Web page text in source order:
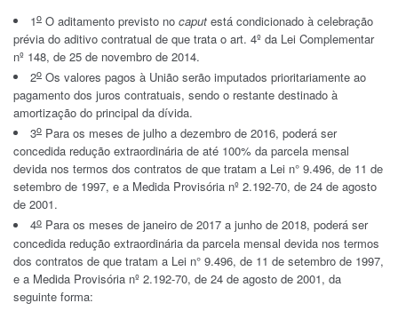
1o O aditamento previsto no caput está condicionado à celebração
prévia do aditivo contratual de que trata o art. 4º da Lei Complementar
nº 148, de 25 de novembro de 2014.
2o Os valores pagos à União serão imputados prioritariamente ao
pagamento dos juros contratuais, sendo o restante destinado à
amortização do principal da dívida.
3o Para os meses de julho a dezembro de 2016, poderá ser
concedida redução extraordinária de até 100% da parcela mensal
devida nos termos dos contratos de que tratam a Lei n° 9.496, de 11 de
setembro de 1997, e a Medida Provisória nº 2.192-70, de 24 de agosto
de 2001.
4o Para os meses de janeiro de 2017 a junho de 2018, poderá ser
concedida redução extraordinária da parcela mensal devida nos termos
dos contratos de que tratam a Lei n° 9.496, de 11 de setembro de 1997,
e a Medida Provisória nº 2.192-70, de 24 de agosto de 2001, da
seguinte forma: